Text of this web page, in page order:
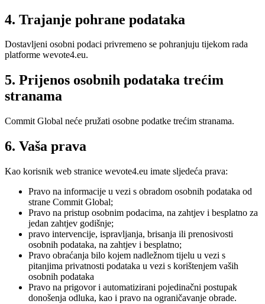
4. Trajanje pohrane podataka
Dostavljeni osobni podaci privremeno se pohranjuju tijekom rada
platforme wevote4.eu.
5. Prijenos osobnih podataka trećim
stranama
Commit Global neće pružati osobne podatke trećim stranama.
6. Vaša prava
Kao korisnik web stranice wevote4.eu imate sljedeća prava:
Pravo na informacije u vezi s obradom osobnih podataka od
strane Commit Global;
Pravo na pristup osobnim podacima, na zahtjev i besplatno za
jedan zahtjev godišnje;
pravo intervencije, ispravljanja, brisanja ili prenosivosti
osobnih podataka, na zahtjev i besplatno;
Pravo obraćanja bilo kojem nadležnom tijelu u vezi s
pitanjima privatnosti podataka u vezi s korištenjem vaših
osobnih podataka
Pravo na prigovor i automatizirani pojedinačni postupak
donošenja odluka, kao i pravo na ograničavanje obrade.